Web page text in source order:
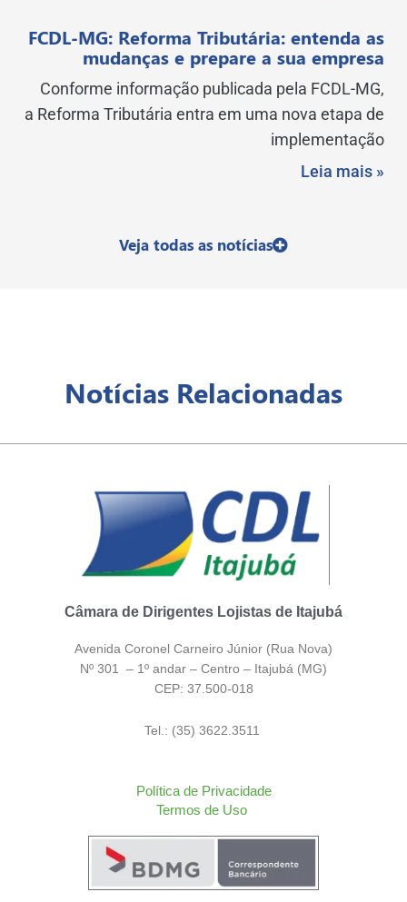
FCDL-MG: Reforma Tributária: entenda as
mudanças e prepare a sua empresa
Conforme informação publicada pela FCDL-MG,
a Reforma Tributária entra em uma nova etapa de
implementação
Leia mais »
Veja todas as notícias
Notícias Relacionadas
Câmara de Dirigentes Lojistas de Itajubá
Avenida Coronel Carneiro Júnior (Rua Nova)
Nº 301 – 1º andar – Centro – Itajubá (MG)
CEP: 37.500-018
Tel.: (35) 3622.3511
Política de Privacidade
Termos de Uso